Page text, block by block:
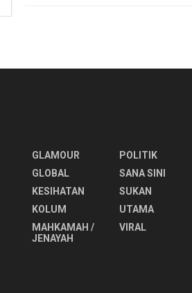
GLAMOUR
GLOBAL
KESIHATAN
KOLUM
MAHKAMAH /
JENAYAH
POLITIK
SANA SINI
SUKAN
UTAMA
VIRAL